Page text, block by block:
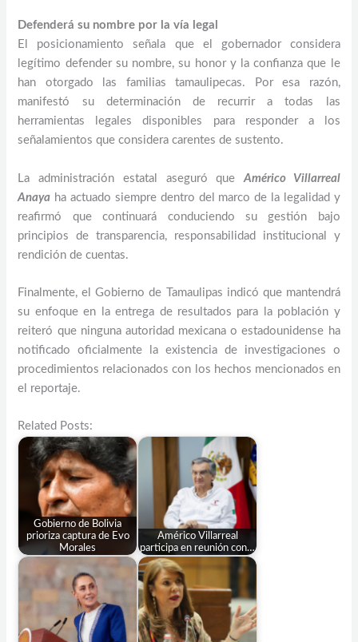
Defenderá su nombre por la vía legal
El posicionamiento señala que el gobernador considera
legítimo defender su nombre, su honor y la confianza que le
han otorgado las familias tamaulipecas. Por esa razón,
manifestó su determinación de recurrir a todas las
herramientas legales disponibles para responder a los
señalamientos que considera carentes de sustento.
La administración estatal aseguró que Américo Villarreal
Anaya ha actuado siempre dentro del marco de la legalidad y
reafirmó que continuará conduciendo su gestión bajo
principios de transparencia, responsabilidad institucional y
rendición de cuentas.
Finalmente, el Gobierno de Tamaulipas indicó que mantendrá
su enfoque en la entrega de resultados para la población y
reiteró que ninguna autoridad mexicana o estadounidense ha
notificado oficialmente la existencia de investigaciones o
procedimientos relacionados con los hechos mencionados en
el reportaje.
Related Posts:
Gobierno de Bolivia
prioriza captura de Evo
Morales
Américo Villarreal
participa en reunión con…